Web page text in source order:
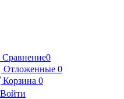
Сравнение0
Отложенные 0
Корзина 0
Войти